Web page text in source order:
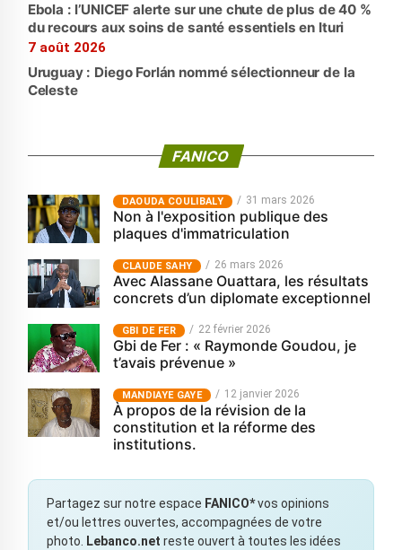
Ebola : l’UNICEF alerte sur une chute de plus de 40 %
du recours aux soins de santé essentiels en Ituri
7 août 2026
Uruguay : Diego Forlán nommé sélectionneur de la
Celeste
FANICO
‎DAOUDA COULIBALY 31 mars 2026
Non à l'exposition publique des
plaques d'immatriculation
CLAUDE SAHY 26 mars 2026
Avec Alassane Ouattara, les résultats
concrets d’un diplomate exceptionnel
GBI DE FER 22 février 2026
Gbi de Fer : « Raymonde Goudou, je
t’avais prévenue »
MANDIAYE GAYE 12 janvier 2026
À propos de la révision de la
constitution et la réforme des
institutions.
Partagez sur notre espace FANICO*vos opinions
et/ou lettres ouvertes, accompagnées de votre
photo.
Lebanco.net reste ouvert à toutes les idées